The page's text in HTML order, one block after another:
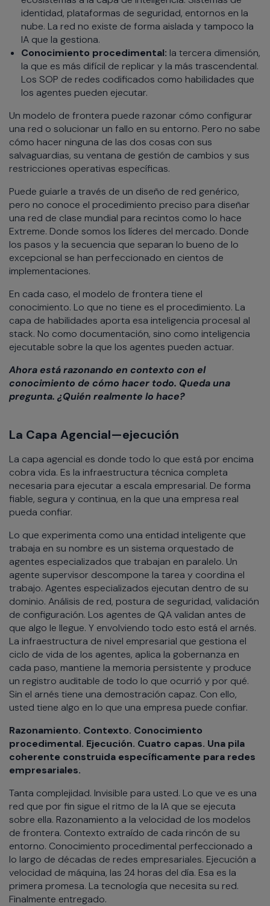
identidad, plataformas de seguridad, entornos en la
nube. La red no existe de forma aislada y tampoco la
IA que la gestiona.
Conocimiento procedimental: la tercera dimensión,
la que es más difícil de replicar y la más trascendental.
Los SOP de redes codificados como habilidades que
los agentes pueden ejecutar.
Un modelo de frontera puede razonar cómo configurar
una red o solucionar un fallo en su entorno. Pero no sabe
cómo hacer ninguna de las dos cosas con sus
salvaguardias, su ventana de gestión de cambios y sus
restricciones operativas específicas.
Puede guiarle a través de un diseño de red genérico,
pero no conoce el procedimiento preciso para diseñar
una red de clase mundial para recintos como lo hace
Extreme. Donde somos los líderes del mercado. Donde
los pasos y la secuencia que separan lo bueno de lo
excepcional se han perfeccionado en cientos de
implementaciones.
En cada caso, el modelo de frontera tiene el
conocimiento. Lo que no tiene es el procedimiento. La
capa de habilidades aporta esa inteligencia procesal al
stack. No como documentación, sino como inteligencia
ejecutable sobre la que los agentes pueden actuar.
Ahora está razonando en contexto con el
conocimiento de cómo hacer todo. Queda una
pregunta. ¿Quién realmente lo hace?
La Capa Agencial—ejecución
La capa agencial es donde todo lo que está por encima
cobra vida. Es la infraestructura técnica completa
necesaria para ejecutar a escala empresarial. De forma
fiable, segura y continua, en la que una empresa real
pueda confiar.
Lo que experimenta como una entidad inteligente que
trabaja en su nombre es un sistema orquestado de
agentes especializados que trabajan en paralelo. Un
agente supervisor descompone la tarea y coordina el
trabajo. Agentes especializados ejecutan dentro de su
dominio. Análisis de red, postura de seguridad, validación
de configuración. Los agentes de QA validan antes de
que algo le llegue. Y envolviendo todo esto está el arnés.
La infraestructura de nivel empresarial que gestiona el
ciclo de vida de los agentes, aplica la gobernanza en
cada paso, mantiene la memoria persistente y produce
un registro auditable de todo lo que ocurrió y por qué.
Sin el arnés tiene una demostración capaz. Con ello,
usted tiene algo en lo que una empresa puede confiar.
Razonamiento. Contexto. Conocimiento
procedimental. Ejecución. Cuatro capas. Una pila
coherente construida específicamente para redes
empresariales.
Tanta complejidad. Invisible para usted. Lo que ve es una
red que por fin sigue el ritmo de la IA que se ejecuta
sobre ella. Razonamiento a la velocidad de los modelos
de frontera. Contexto extraído de cada rincón de su
entorno. Conocimiento procedimental perfeccionado a
lo largo de décadas de redes empresariales. Ejecución a
velocidad de máquina, las 24 horas del día. Esa es la
primera promesa. La tecnología que necesita su red.
Finalmente entregado.